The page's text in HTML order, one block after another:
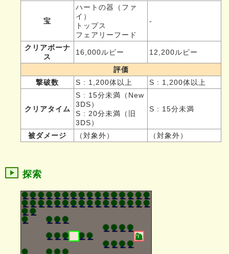
宝
ハートの器（ファ
イ）
トップス
フェアリーフード
-
クリアボーナ
ス
16,000ルピー 12,200ルピー
評価
撃破数
S : 1,200体以上 S : 1,200体以上
クリアタイム
S : 15分未満（New
3DS）
S : 20分未満（旧
3DS）
S : 15分未満
被ダメージ （対象外） （対象外）
探索